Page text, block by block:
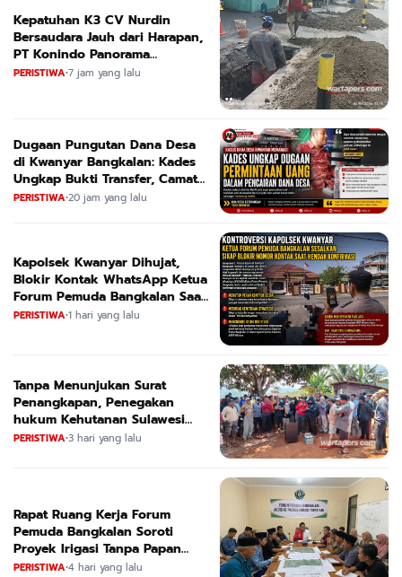
Kepatuhan K3 CV Nurdin
Bersaudara Jauh dari Harapan,
PT Konindo Panorama
Konsultan Dituding Lalai Awasi
PERISTIWA•7 jam yang lalu
Dugaan Pungutan Dana Desa
di Kwanyar Bangkalan: Kades
Ungkap Bukti Transfer, Camat
Beri Bantahan Tegas
PERISTIWA•20 jam yang lalu
Kapolsek Kwanyar Dihujat,
Blokir Kontak WhatsApp Ketua
Forum Pemuda Bangkalan Saat
Dikonfirmasi
PERISTIWA•1 hari yang lalu
Tanpa Menunjukan Surat
Penangkapan, Penegakan
hukum Kehutanan Sulawesi
Selatan Culik Petani Ladah Di
PERISTIWA•3 hari yang lalu
Rapat Ruang Kerja Forum
Pemuda Bangkalan Soroti
Proyek Irigasi Tanpa Papan
Nama
PERISTIWA•4 hari yang lalu